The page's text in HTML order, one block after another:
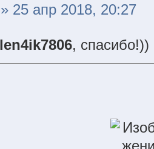
25 апр 2018, 20:27
len4ik7806, спасибо!))